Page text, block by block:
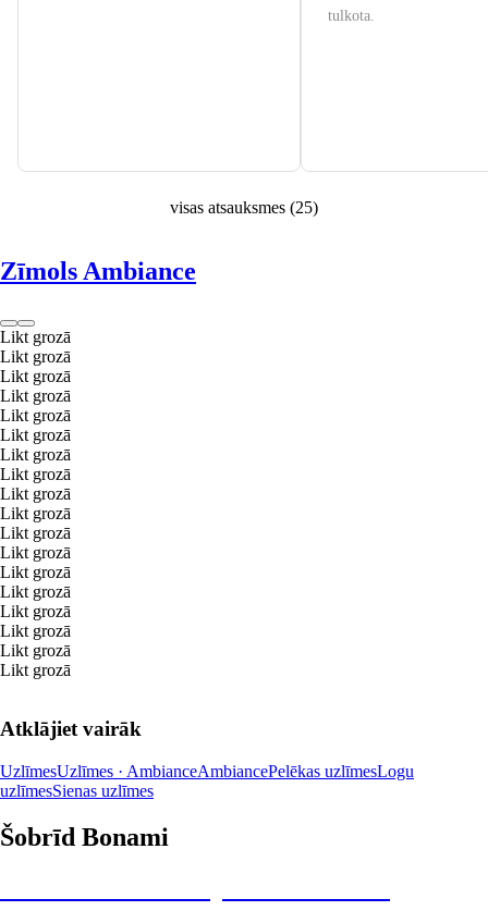
tulkota.
visas atsauksmes (25)
Zīmols Ambiance
Likt grozā
Likt grozā
Likt grozā
Likt grozā
Likt grozā
Likt grozā
Likt grozā
Likt grozā
Likt grozā
Likt grozā
Likt grozā
Likt grozā
Likt grozā
Likt grozā
Likt grozā
Likt grozā
Likt grozā
Likt grozā
Atklājiet vairāk
UzlīmesUzlīmes · AmbianceAmbiancePelēkas uzlīmesLogu
uzlīmesSienas uzlīmes
Šobrīd Bonami